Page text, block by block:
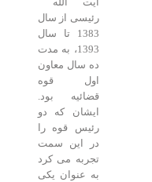
رئیسی از سال
1383 تا سال
1393، به مدت
ده سال معاون
اول قوه
قضائیه بود.
ایشان که دو
رئیس قوه را
در این سمت
تجربه می کرد
به عنوان یکی